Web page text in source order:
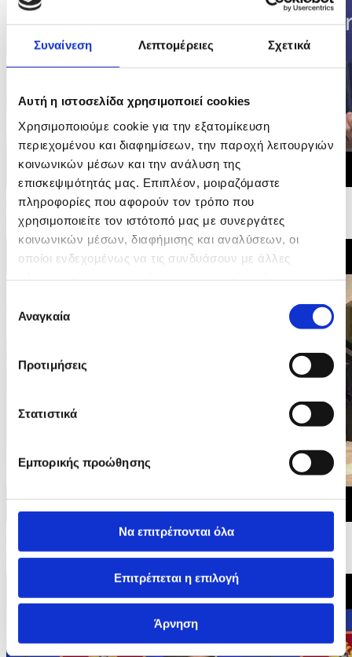
Συναίνεση Λεπτομέρειες Σχετικά
Αυτή η ιστοσελίδα χρησιμοποιεί cookies
Χρησιμοποιούμε cookie για την εξατομίκευση
περιεχομένου και διαφημίσεων, την παροχή λειτουργιών
κοινωνικών μέσων και την ανάλυση της
επισκεψιμότητάς μας. Επιπλέον, μοιραζόμαστε
πληροφορίες που αφορούν τον τρόπο που
χρησιμοποιείτε τον ιστότοπό μας με συνεργάτες
κοινωνικών μέσων, διαφήμισης και αναλύσεων, οι
οποίοι ενδεχομένως να τις συνδυάσουν με άλλες
των υπηρεσιών τους.
συγκατάθεσης
Αναγκαία
Προτιμήσεις
Στατιστικά
Εμπορικής προώθησης
Να επιτρέπονται όλα
Επιτρέπεται η επιλογή
Άρνηση
16/06/2026 09:01
Ψηφοφορία στην Επιτροπή Ευρωκοινοβουλίου και
υπογραφή συμφωνίας δικαιώματων επιβατών...
Διακυβερνητικές Διασκέψεις της ΕΕ με Μαυροβούνιο,
Ουκρανία και Μολδαβία - Οικογενειακή...